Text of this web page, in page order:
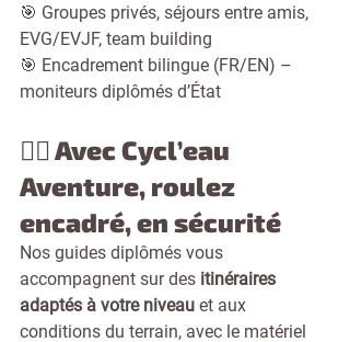
🎯 Groupes privés, séjours entre amis,
EVG/EVJF, team building
🎯 Encadrement bilingue (FR/EN) –
moniteurs diplômés d’État
🚴‍♀️ Avec Cycl’eau
Aventure, roulez
encadré, en sécurité
Nos guides diplômés vous
accompagnent sur des itinéraires
adaptés à votre niveau et aux
conditions du terrain, avec le matériel